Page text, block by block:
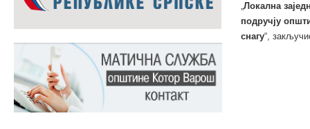
„Локална
подручју
снагу“,